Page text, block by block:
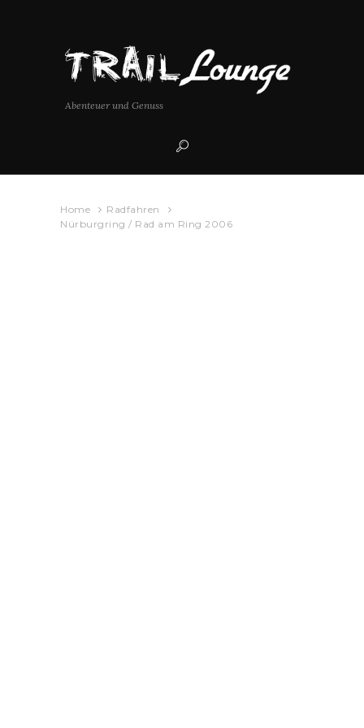
Abenteuer und Genuss
Home
Radfahren
Nürburgring / Rad am Ring 2006